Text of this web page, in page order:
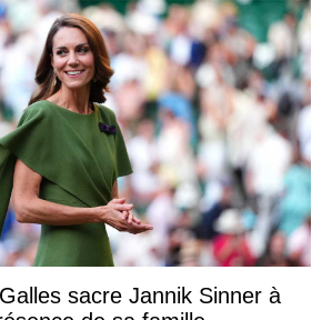
sacre Jannik Sinner à